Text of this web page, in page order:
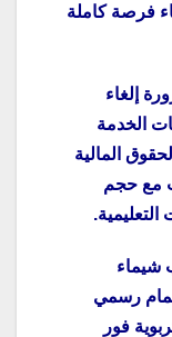
فرصة كاملة
إلغاء
الخدمة
المالية
مع حجم
شيماء
رسمي
فور